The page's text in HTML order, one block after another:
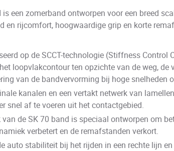
een zomerband ontworpen voor een breed
en rijcomfort, hoogwaardige grip en korte
op de SCCT-technologie (Stiffness Control
loopvlakcontour ten opzichte van de weg, de
van de bandvervorming bij hoge snelheden
kanalen en een vertakt netwerk van
snel af te voeren uit het contactgebied.
de SK 70 band is speciaal ontworpen om
verbetert en de remafstanden verkort.
auto stabiliteit bij het rijden in een rechte lijn